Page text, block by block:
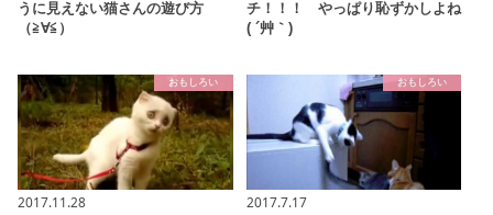
うに見えない猫さんの遊び方
（≧∀≦）
チ！！！ やっぱり恥ずかしよね
( ´艸｀)
おもしろい
2017.11.28
おもしろい
2017.7.17